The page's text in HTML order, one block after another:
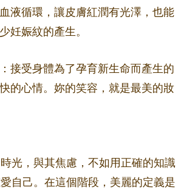
液循環，讓皮膚紅潤有光澤，也能
妊娠紋的產生。
：接受身體為了孕育新生命而產生的
的心情。妳的笑容，就是最美的妝
光，與其焦慮，不如用正確的知識
自己。在這個階段，美麗的定義是